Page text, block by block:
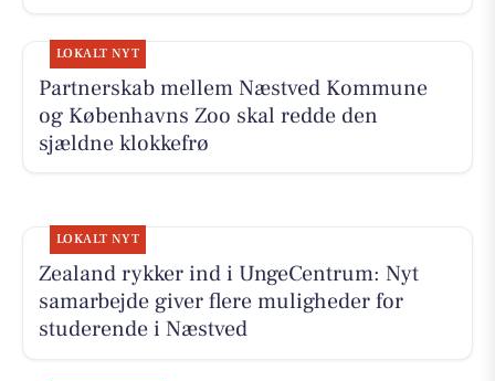
LOKALT NYT
Partnerskab mellem Næstved Kommune
og Københavns Zoo skal redde den
sjældne klokkefrø
LOKALT NYT
Zealand rykker ind i UngeCentrum: Nyt
samarbejde giver flere muligheder for
studerende i Næstved